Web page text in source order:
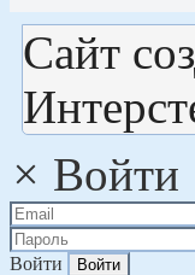
Сайт
× Войти
Войти